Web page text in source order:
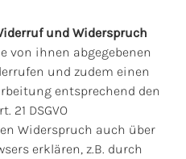
und Widerspruch
von ihnen abgegebenen
und zudem einen
entsprechend den
21 DSGVO
Widerspruch auch über
erklären, z.B. durch